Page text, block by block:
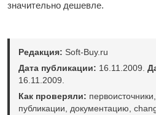
значительно дешевле.
Редакция: Soft-Buy.ru
Дата публикации: 16.11.2009.
16.11.2009.
Как проверяли:
публикации, документацию,